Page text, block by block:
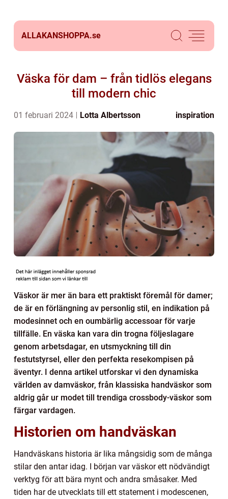
ALLAKANSHOPPA.se
Väska för dam – från tidlös elegans
till modern chic
01 februari 2024 Lotta Albertsson inspiration
Väskor är mer än bara ett praktiskt föremål för damer;
de är en förlängning av personlig stil, en indikation på
modesinnet och en oumbärlig accessoar för varje
tillfälle. En väska kan vara din trogna följeslagare
genom arbetsdagar, en utsmyckning till din
festutstyrsel, eller den perfekta resekompisen på
äventyr. I denna artikel utforskar vi den dynamiska
världen av damväskor, från klassiska handväskor som
aldrig går ur modet till trendiga crossbody-väskor som
färgar vardagen.
Historien om handväskan
Handväskans historia är lika mångsidig som de många
stilar den antar idag. I början var väskor ett nödvändigt
verktyg för att bära mynt och andra småsaker. Med
tiden har de utvecklats till ett statement i modescenen,